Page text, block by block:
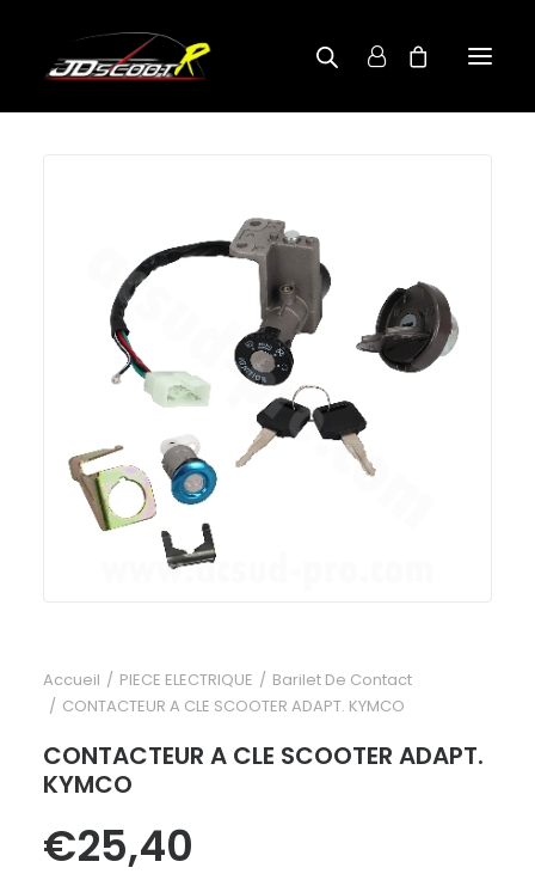
RECHERCHE PAR MODÈLE
CONTACT
Accueil PIECE ELECTRIQUE
Barilet De Contact
CONTACTEUR A CLE SCOOTER ADAPT. KYMCO
CONTACTEUR A CLE SCOOTER ADAPT.
KYMCO
€25,40